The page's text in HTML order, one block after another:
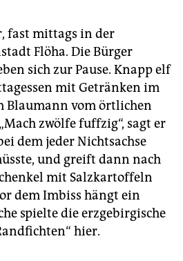
fast mittags in der
Flöha. Die Bürger
sich zur Pause. Knapp elf
mit Getränken im
Blaumann vom örtlichen
zwölfe fuffzig“, sagt er
dem jeder Nichtsachse
und greift dann nach
mit Salzkartoffeln
dem Imbiss hängt ein
spielte die erzgebirgische
hier.